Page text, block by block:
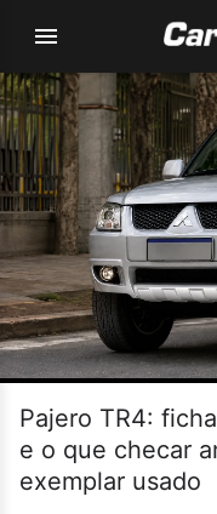
Pajero TR4:
e o que checar
exemplar usado